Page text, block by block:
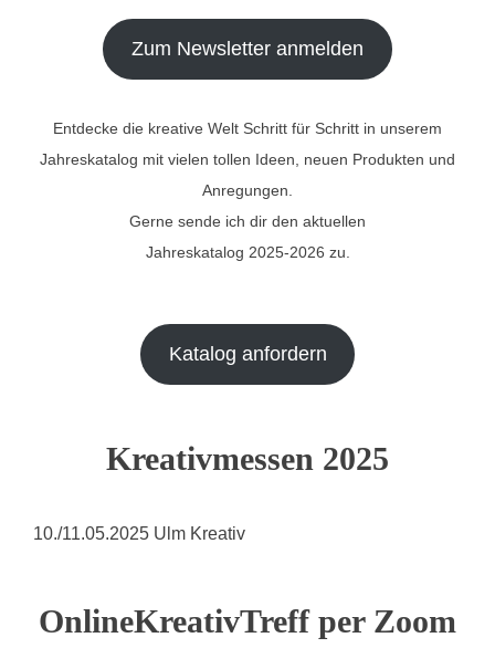
Zum Newsletter anmelden
Entdecke die kreative Welt Schritt für Schritt in unserem
Jahreskatalog mit vielen tollen Ideen, neuen Produkten und
Anregungen.
Gerne sende ich dir den aktuellen
Jahreskatalog 2025-2026 zu.
Katalog anfordern
Kreativmessen 2025
10./11.05.2025 Ulm Kreativ
OnlineKreativTreff per Zoom